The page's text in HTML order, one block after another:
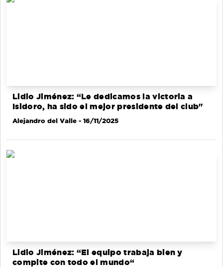
Lidio Jiménez: “Le dedicamos la victoria a
Isidoro, ha sido el mejor presidente del club"
Alejandro del Valle - 16/11/2025
Lidio Jiménez: “El equipo trabaja bien y
compite con todo el mundo“